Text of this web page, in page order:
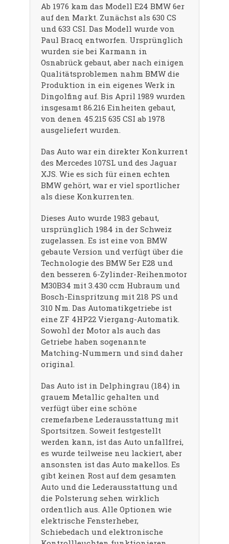
Ab 1976 kam das Modell E24 BMW 6er
auf den Markt. Zunächst als 630 CS
und 633 CSI. Das Modell wurde von
Paul Bracq entworfen. Ursprünglich
wurden sie bei Karmann in
Osnabrück gebaut, aber nach einigen
Qualitätsproblemen nahm BMW die
Produktion in ein eigenes Werk in
Dingolfing auf. Bis April 1989 wurden
insgesamt 86.216 Einheiten gebaut,
von denen 45.215 635 CSI ab 1978
ausgeliefert wurden.
Das Auto war ein direkter Konkurrent
des Mercedes 107SL und des Jaguar
XJS. Wie es sich für einen echten
BMW gehört, war er viel sportlicher
als diese Konkurrenten.
Dieses Auto wurde 1983 gebaut,
ursprünglich 1984 in der Schweiz
zugelassen. Es ist eine von BMW
gebaute Version und verfügt über die
Technologie des BMW 5er E28 und
den besseren 6-Zylinder-Reihenmotor
M30B34 mit 3.430 ccm Hubraum und
Bosch-Einspritzung mit 218 PS und
310 Nm. Das Automatikgetriebe ist
eine ZF 4HP22 Viergang-Automatik.
Sowohl der Motor als auch das
Getriebe haben sogenannte
Matching-Nummern und sind daher
original.
Das Auto ist in Delphingrau (184) in
grauem Metallic gehalten und
verfügt über eine schöne
cremefarbene Lederausstattung mit
Sportsitzen. Soweit festgestellt
werden kann, ist das Auto unfallfrei,
es wurde teilweise neu lackiert, aber
ansonsten ist das Auto makellos. Es
gibt keinen Rost auf dem gesamten
Auto und die Lederausstattung und
die Polsterung sehen wirklich
ordentlich aus. Alle Optionen wie
elektrische Fensterheber,
Schiebedach und elektronische